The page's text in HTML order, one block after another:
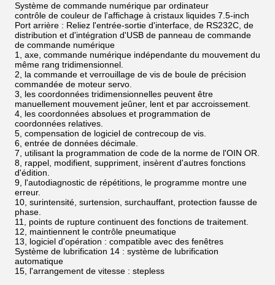
Système de commande numérique par ordinateur
contrôle de couleur de l'affichage à cristaux liquides 7.5-inch
Port arrière : Reliez l'entrée-sortie d'interface, de RS232C, de
distribution et d'intégration d'USB de panneau de commande
de commande numérique
1, axe, commande numérique indépendante du mouvement du
même rang tridimensionnel.
2, la commande et verrouillage de vis de boule de précision
commandée de moteur servo.
3, les coordonnées tridimensionnelles peuvent être
manuellement mouvement jeûner, lent et par accroissement.
4, les coordonnées absolues et programmation de
coordonnées relatives.
5, compensation de logiciel de contrecoup de vis.
6, entrée de données décimale.
7, utilisant la programmation de code de la norme de l'OIN OR.
8, rappel, modifient, suppriment, insèrent d'autres fonctions
d'édition.
9, l'autodiagnostic de répétitions, le programme montre une
erreur.
10, surintensité, surtension, surchauffant, protection fausse de
phase.
11, points de rupture continuent des fonctions de traitement.
12, maintiennent le contrôle pneumatique
13, logiciel d'opération : compatible avec des fenêtres
Système de lubrification 14 : système de lubrification
automatique
15, l'arrangement de vitesse : stepless